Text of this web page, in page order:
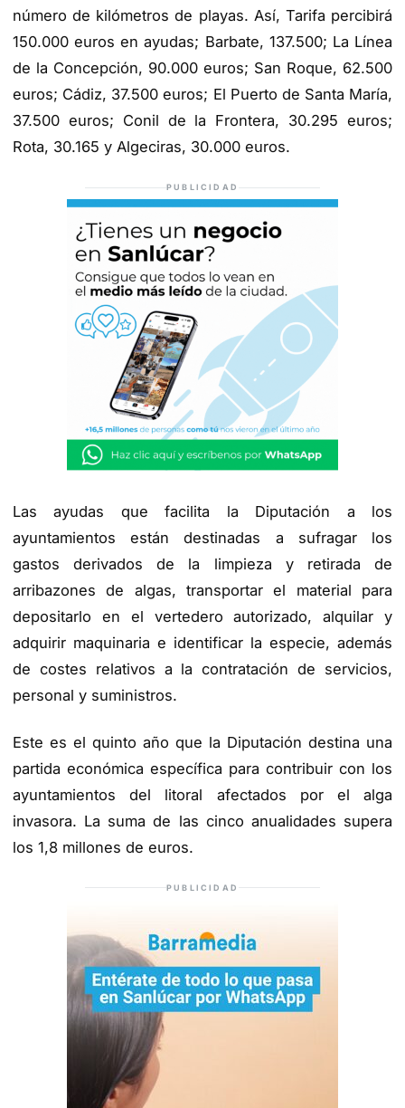
número de kilómetros de playas. Así, Tarifa percibirá
150.000 euros en ayudas; Barbate, 137.500; La Línea
de la Concepción, 90.000 euros; San Roque, 62.500
euros; Cádiz, 37.500 euros; El Puerto de Santa María,
37.500 euros; Conil de la Frontera, 30.295 euros;
Rota, 30.165 y Algeciras, 30.000 euros.
PUBLICIDAD
Las ayudas que facilita la Diputación a los
ayuntamientos están destinadas a sufragar los
gastos derivados de la limpieza y retirada de
arribazones de algas, transportar el material para
depositarlo en el vertedero autorizado, alquilar y
adquirir maquinaria e identificar la especie, además
de costes relativos a la contratación de servicios,
personal y suministros.
Este es el quinto año que la Diputación destina una
partida económica específica para contribuir con los
ayuntamientos del litoral afectados por el alga
invasora. La suma de las cinco anualidades supera
los 1,8 millones de euros.
PUBLICIDAD